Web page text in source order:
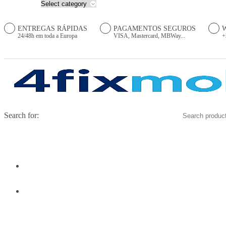
ENTREGAS RÁPIDAS
24/48h em toda a Europa
PAGAMENTOS SEGUROS
VISA, Mastercard, MBWay...
Search for: